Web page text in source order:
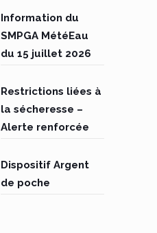
Information du
SMPGA MétéEau
du 15 juillet 2026
Restrictions liées à
la sécheresse –
Alerte renforcée
Dispositif Argent
de poche